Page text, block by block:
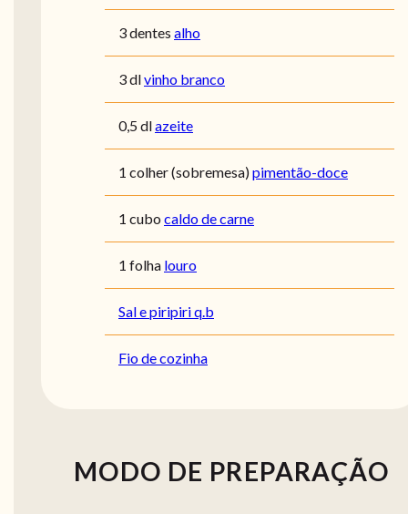
3 dentes alho
3 dlvinho branco
0,5 dlazeite
1 colher (sobremesa)pimentão-doce
1 cubo caldo de carne
1 folha louro
Sal e piripiri q.b
Fio de cozinha
MODO DE PREPARAÇÃO